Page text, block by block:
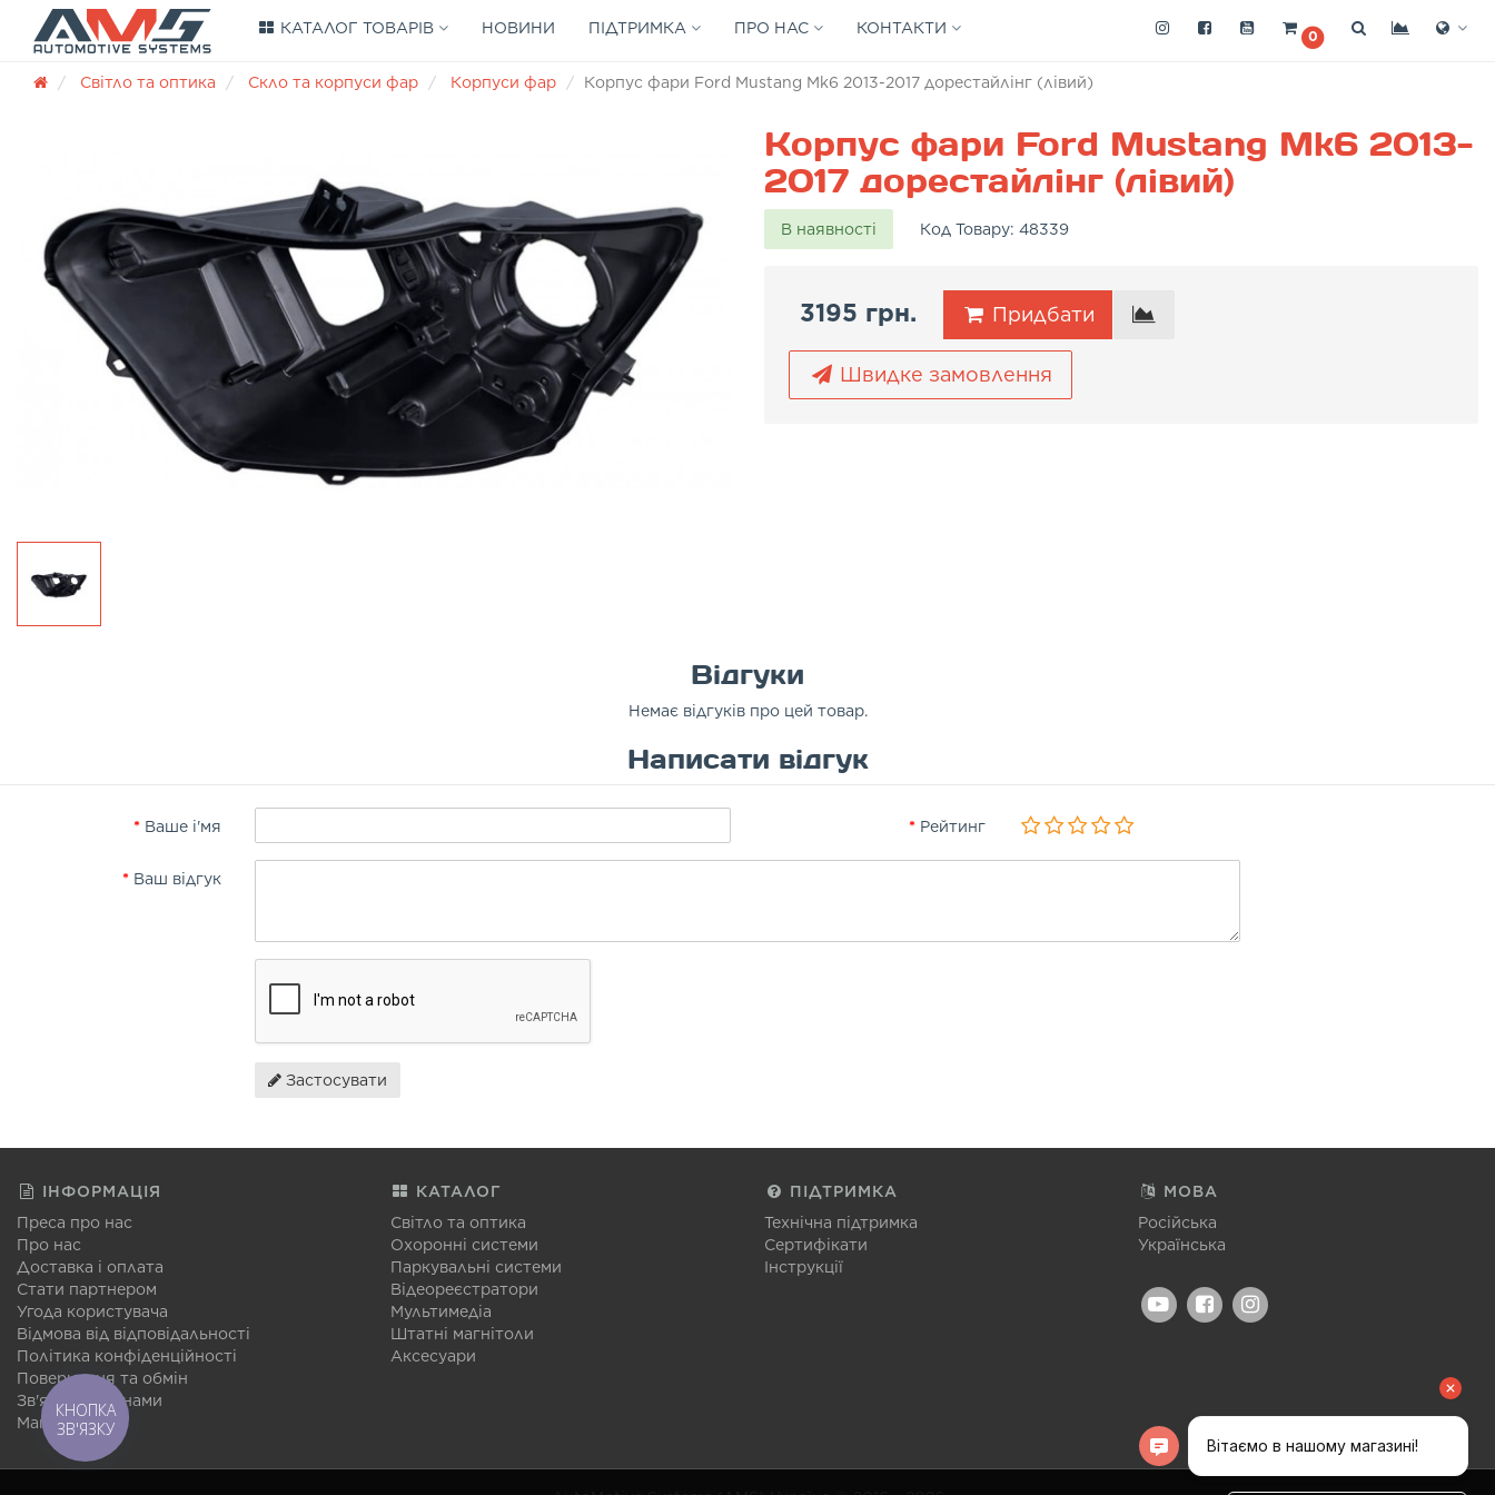
КАТАЛОГ ТОВАРІВ НОВИНИ ПІДТРИМКА ПРО НАС КОНТАКТИ 0
Світло та оптика Скло та корпуси фар Корпуси фар Корпус фари Ford Mustang Mk6 2013-2017 дорестайлінг (лівий)
Корпус фари Ford Mustang Mk6 2013-
2017 дорестайлінг (лівий)
В наявності Код Товару: 48339
3195 грн. Придбати
Швидке замовлення
Відгуки
Немає відгуків про цей товар.
Написати відгук
Ваше і'мя Рейтинг
Ваш відгук
Застосувати
ІНФОРМАЦІЯ
Преса про нас
Про нас
Доставка і оплата
Стати партнером
Угода користувача
Відмова від відповідальності
Політика конфіденційності
Повернення та обмін
Зв'язатися з нами
Мапа сайту
КАТАЛОГ
Світло та оптика
Охоронні системи
Паркувальні системи
Відеореєстратори
Мультимедіа
Штатні магнітоли
Аксесуари
ПІДТРИМКА
Технічна підтримка
Сертифікати
Інструкції
МОВА
Російська
Українська
КНОПКА
ЗВ'ЯЗКУ